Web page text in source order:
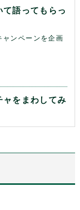
語ってもらっ
ンペーンを企画
をまわしてみ